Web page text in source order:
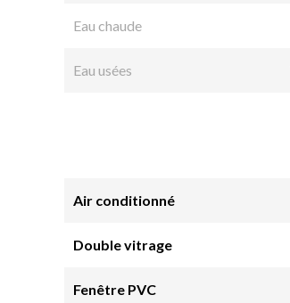
Eau chaude
Eau usées
Air conditionné
Double vitrage
Fenêtre PVC